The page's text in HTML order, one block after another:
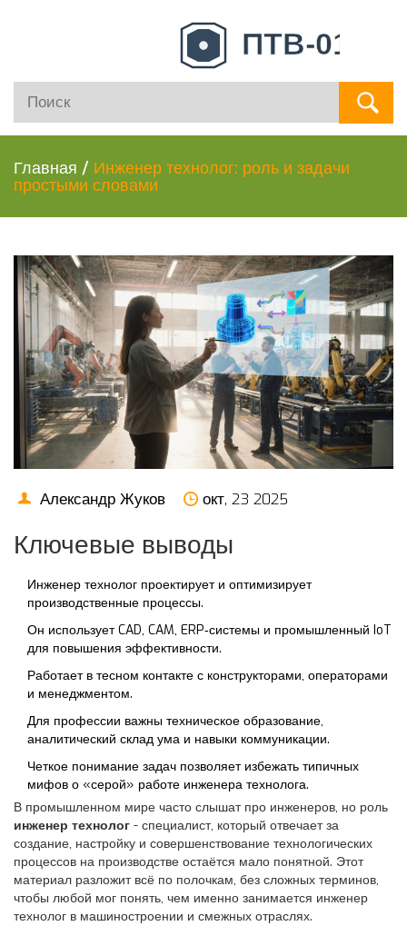
Главная / Инженер технолог: роль и задачи
простыми словами
Александр Жуков окт, 23 2025
Ключевые выводы
Инженер технолог проектирует и оптимизирует
производственные процессы.
Он использует CAD, CAM, ERP‑системы и промышленный IoT
для повышения эффективности.
Работает в тесном контакте с конструкторами, операторами
и менеджментом.
Для профессии важны техническое образование,
аналитический склад ума и навыки коммуникации.
Четкое понимание задач позволяет избежать типичных
мифов о «серой» работе инженера технолога.
В промышленном мире часто слышат про инженеров, но роль
инженер технолог - специалист, который отвечает за
создание, настройку и совершенствование технологических
процессов на производстве остаётся мало понятной. Этот
материал разложит всё по полочкам, без сложных терминов,
чтобы любой мог понять, чем именно занимается инженер
технолог в машиностроении и смежных отраслях.